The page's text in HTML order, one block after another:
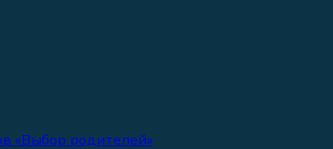
«Выбор родителей»